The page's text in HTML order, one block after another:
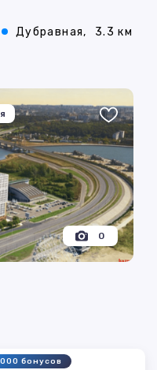
Дубравная,
3.3 км
0
бонусов